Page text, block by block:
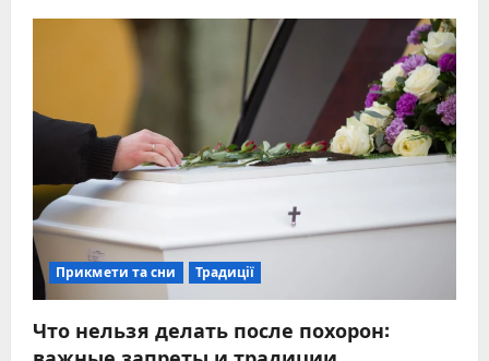
Прикмети та сни Традиції
Что нельзя делать после похорон: